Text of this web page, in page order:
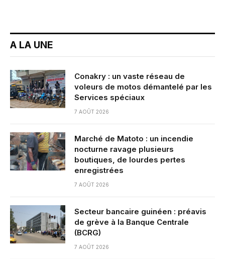
A LA UNE
Conakry : un vaste réseau de
voleurs de motos démantelé par les
Services spéciaux
7 AOÛT 2026
Marché de Matoto : un incendie
nocturne ravage plusieurs
boutiques, de lourdes pertes
enregistrées
7 AOÛT 2026
Secteur bancaire guinéen : préavis
de grève à la Banque Centrale
(BCRG)
7 AOÛT 2026